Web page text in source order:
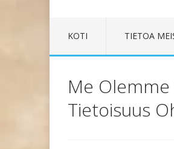
KOTI TIETOA
Me
Tietoisuus